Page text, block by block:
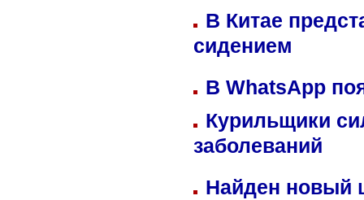
В Китае
сидением
В WhatsApp
Курильщики
заболеваний
Найден